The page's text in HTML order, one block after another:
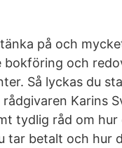
på och
och
Så lyckas du
Karins
tydlig råd om
tar betalt och hur